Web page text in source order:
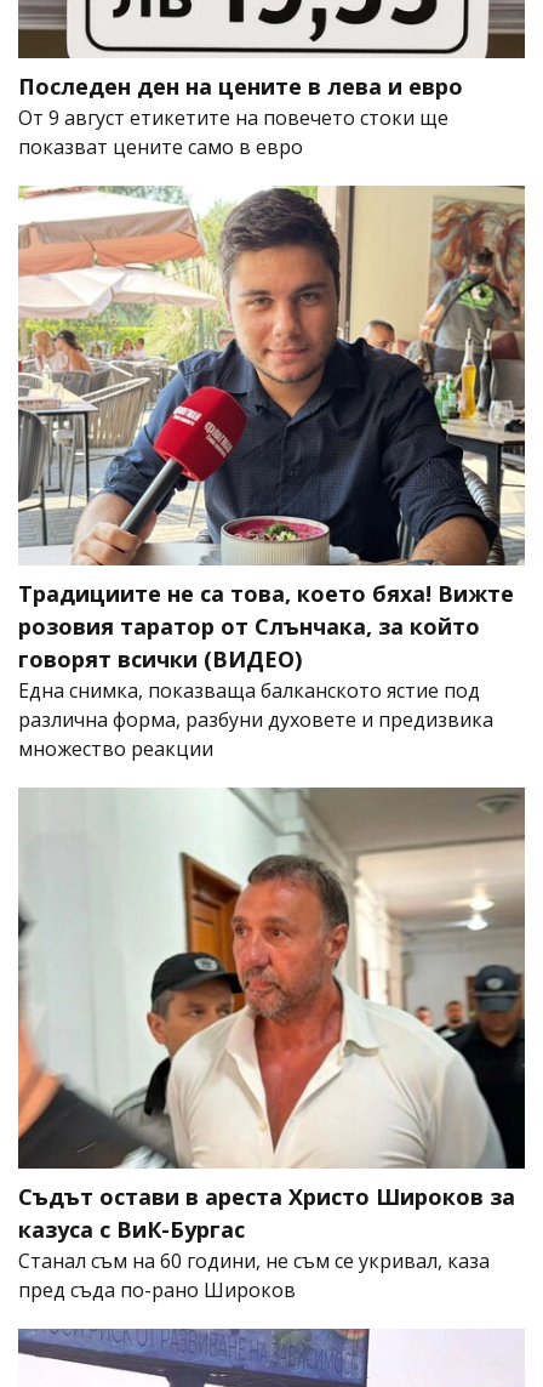
Последен ден на цените в лева и евро
От 9 август етикетите на повечето стоки ще
показват цените само в евро
Традициите не са това, което бяха! Вижте
розовия таратор от Слънчака, за който
говорят всички (ВИДЕО)
Една снимка, показваща балканското ястие под
различна форма, разбуни духовете и предизвика
множество реакции
Съдът остави в ареста Христо Широков за
казуса с ВиК-Бургас
Станал съм на 60 години, не съм се укривал, каза
пред съда по-рано Широков